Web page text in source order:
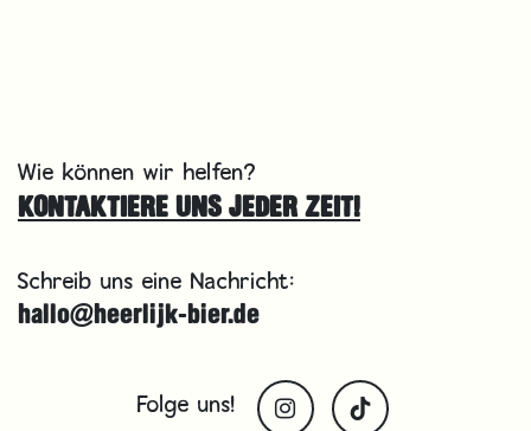
Wie können wir helfen?
KONTAKTIERE UNS JEDER ZEIT!
Schreib uns eine Nachricht:
hallo@heerlijk-bier.de
Folge uns!